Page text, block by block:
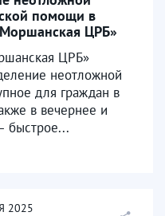
помощи в
ЦРБ»
ЦРБ»
неотложной
для граждан в
в вечернее и
быстрое...
2025